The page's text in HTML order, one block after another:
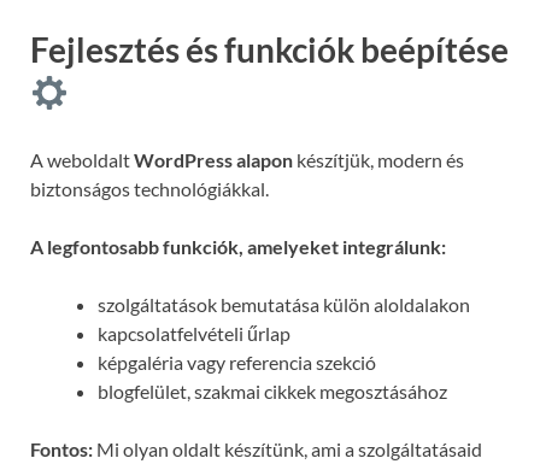
Fejlesztés és funkciók beépítése
A weboldaltWordPress alapon készítjük, modern és
biztonságos technológiákkal.
A legfontosabb funkciók, amelyeket integrálunk:
szolgáltatások bemutatása külön aloldalakon
kapcsolatfelvételi űrlap
képgaléria vagy referencia szekció
blogfelület, szakmai cikkek megosztásához
Fontos: Mi olyan oldalt készítünk, ami a szolgáltatásaid